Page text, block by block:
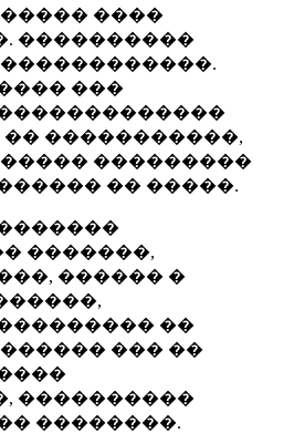
����
����������
���
�����������,
���������
�� �����.
�������,
������ �
��
��� ��
����������
��������.